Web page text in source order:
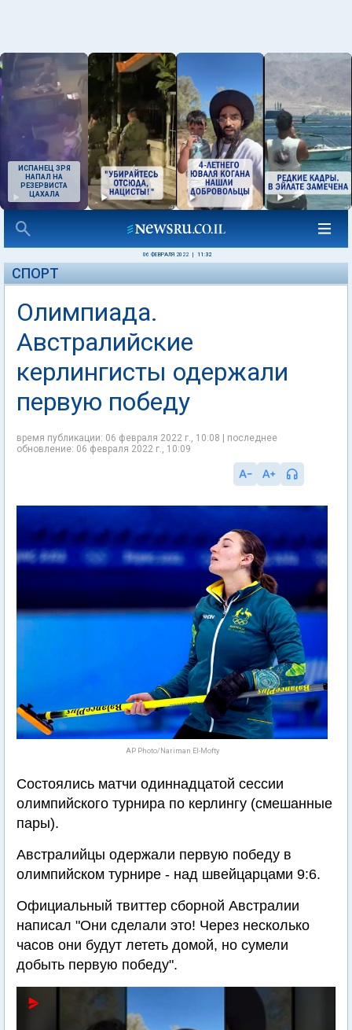
ИСПАНЕЦ ЗРЯ
НАПАЛ НА
РЕЗЕРВИСТА
ЦАХАЛА
06 ФЕВРАЛЯ 2022 11:32
СПОРТ
Олимпиада.
Австралийские
керлингисты одержали
первую победу
время публикации: 06 февраля 2022 г., 10:08 | последнее
обновление: 06 февраля 2022 г., 10:09
AP Photo/Nariman El-Mofty
Состоялись матчи одиннадцатой сессии
олимпийского турнира по керлингу (смешанные
пары).
Австралийцы одержали первую победу в
олимпийском турнире - над швейцарцами 9:6.
Официальный твиттер сборной Австралии
написал "Они сделали это! Через несколько
часов они будут лететь домой, но сумели
добыть первую победу".